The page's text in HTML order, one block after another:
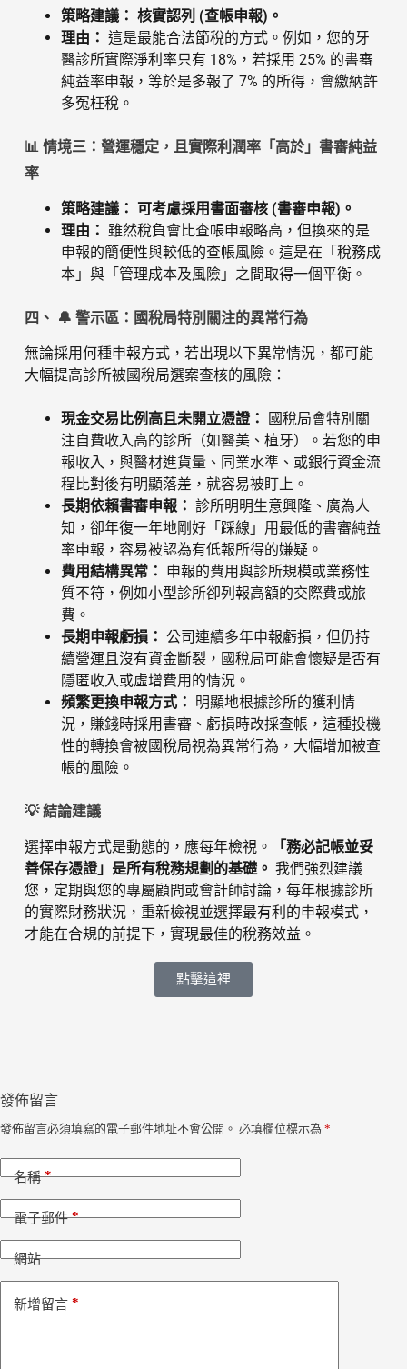
策略建議： 核實認列 (查帳申報)。
理由： 這是最能合法節稅的方式。例如，您的牙
醫診所實際淨利率只有 18%，若採用 25% 的書審
純益率申報，等於是多報了 7% 的所得，會繳納許
多冤枉稅。
📊 情境三：營運穩定，且實際利潤率「高於」書審純益
率
策略建議： 可考慮採用書面審核 (書審申報)。
理由： 雖然稅負會比查帳申報略高，但換來的是
申報的簡便性與較低的查帳風險。這是在「稅務成
本」與「管理成本及風險」之間取得一個平衡。
四、 🔔 警示區：國稅局特別關注的異常行為
無論採用何種申報方式，若出現以下異常情況，都可能
大幅提高診所被國稅局選案查核的風險：
現金交易比例高且未開立憑證：
國稅局會特別關
注自費收入高的診所（如醫美、植牙）。若您的申
報收入，與醫材進貨量、同業水準、或銀行資金流
程比對後有明顯落差，就容易被盯上。
長期依賴書審申報： 診所明明生意興隆、廣為人
知，卻年復一年地剛好「踩線」用最低的書審純益
率申報，容易被認為有低報所得的嫌疑。
費用結構異常： 申報的費用與診所規模或業務性
質不符，例如小型診所卻列報高額的交際費或旅
費。
長期申報虧損： 公司連續多年申報虧損，但仍持
續營運且沒有資金斷裂，國稅局可能會懷疑是否有
隱匿收入或虛增費用的情況。
頻繁更換申報方式： 明顯地根據診所的獲利情
況，賺錢時採用書審、虧損時改採查帳，這種投機
性的轉換會被國稅局視為異常行為，大幅增加被查
帳的風險。
💡 結論建議
選擇申報方式是動態的，應每年檢視。
「務必記帳並妥
善保存憑證」是所有稅務規劃的基礎。 我們強烈建議
您，定期與您的專屬顧問或會計師討論，每年根據診所
的實際財務狀況，重新檢視並選擇最有利的申報模式，
才能在合規的前提下，實現最佳的稅務效益。
點擊這裡
發佈留言
發佈留言必須填寫的電子郵件地址不會公開。 必填欄位標示為 *
名稱*
電子郵件*
網站
新增留言 *